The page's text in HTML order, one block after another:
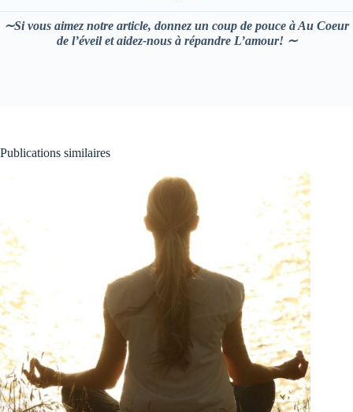
∼Si vous aimez notre article, donnez un coup de pouce à Au Coeur
de l’éveil et aidez-nous à répandre L’amour! ∼
Publications similaires